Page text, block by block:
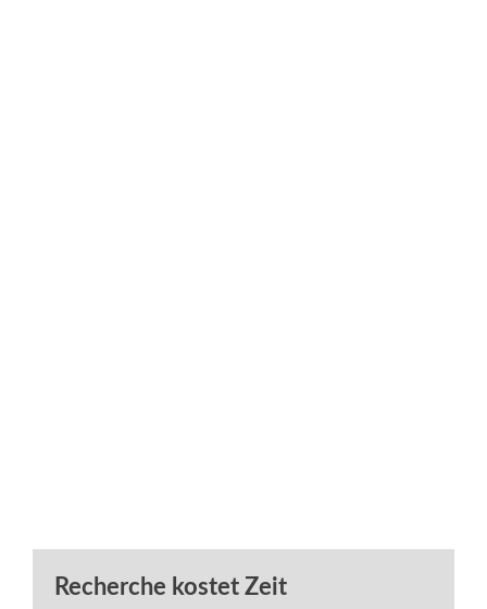
Recherche kostet Zeit